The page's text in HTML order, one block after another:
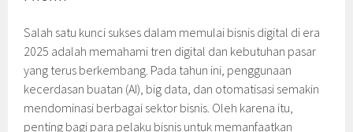
Salah satu kunci sukses dalam memulai bisnis digital di era
2025 adalah memahami tren digital dan kebutuhan pasar
yang terus berkembang. Pada tahun ini, penggunaan
kecerdasan buatan (AI), big data, dan otomatisasi semakin
mendominasi berbagai sektor bisnis. Oleh karena itu,
penting bagi para pelaku bisnis untuk memanfaatkan